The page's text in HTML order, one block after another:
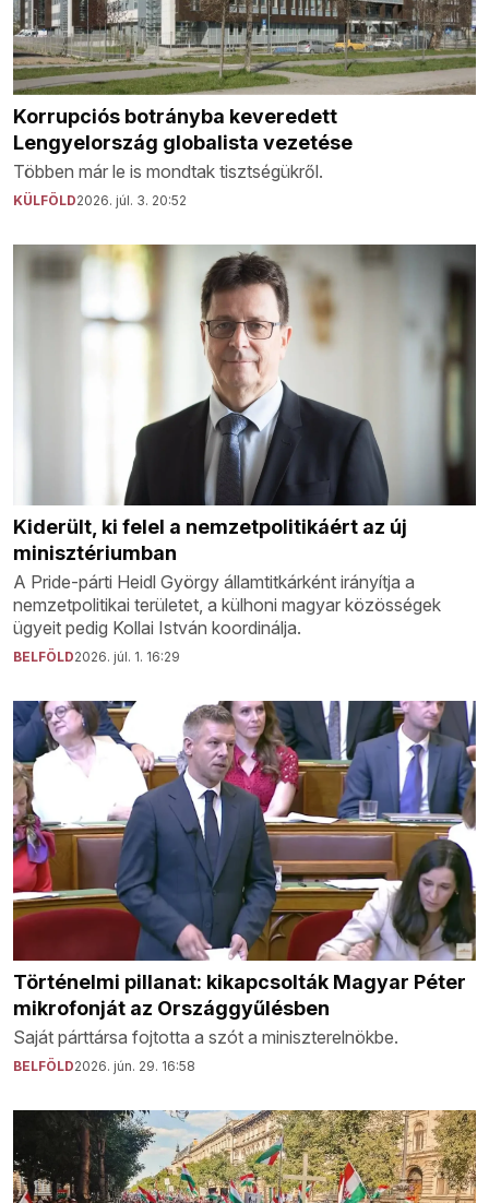
Korrupciós botrányba keveredett
Lengyelország globalista vezetése
Többen már le is mondtak tisztségükről.
KÜLFÖLD2026. júl. 3. 20:52
Kiderült, ki felel a nemzetpolitikáért az új
minisztériumban
A Pride-párti Heidl György államtitkárként irányítja a
nemzetpolitikai területet, a külhoni magyar közösségek
ügyeit pedig Kollai István koordinálja.
BELFÖLD2026. júl. 1. 16:29
Történelmi pillanat: kikapcsolták Magyar Péter
mikrofonját az Országgyűlésben
Saját párttársa fojtotta a szót a miniszterelnökbe.
BELFÖLD2026. jún. 29. 16:58